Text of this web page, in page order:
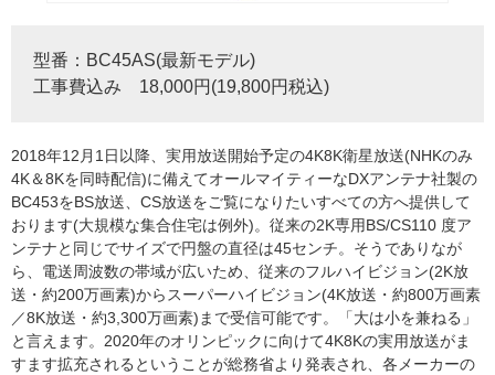
型番：BC45AS(最新モデル)
工事費込み 18,000円(19,800円税込)
2018年12月1日以降、実用放送開始予定の4K8K衛星放送(NHKのみ
4K＆8Kを同時配信)に備えてオールマイティーなDXアンテナ社製の
BC453をBS放送、CS放送をご覧になりたいすべての方へ提供して
おります(大規模な集合住宅は例外)。従来の2K専用BS/CS110 度ア
ンテナと同じでサイズで円盤の直径は45センチ。そうでありなが
ら、電送周波数の帯域が広いため、従来のフルハイビジョン(2K放
送・約200万画素)からスーパーハイビジョン(4K放送・約800万画素
／8K放送・約3,300万画素)まで受信可能です。「大は小を兼ねる」
と言えます。2020年のオリンピックに向けて4K8Kの実用放送がま
すます拡充されるということが総務省より発表され、各メーカーの